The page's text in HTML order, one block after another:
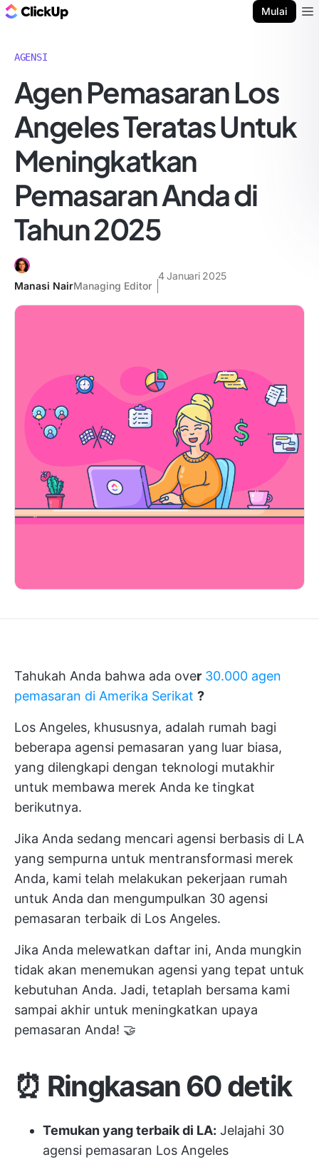
Mulai
AGENSI
Agen Pemasaran Los
Angeles Teratas Untuk
Meningkatkan
Pemasaran Anda di
Tahun 2025
Manasi NairManaging Editor
4 Januari 2025
Tahukah Anda bahwa ada over 30.000 agen
pemasaran di Amerika Serikat ?
Los Angeles, khususnya, adalah rumah bagi
beberapa agensi pemasaran yang luar biasa,
yang dilengkapi dengan teknologi mutakhir
untuk membawa merek Anda ke tingkat
berikutnya.
Jika Anda sedang mencari agensi berbasis di LA
yang sempurna untuk mentransformasi merek
Anda, kami telah melakukan pekerjaan rumah
untuk Anda dan mengumpulkan 30 agensi
pemasaran terbaik di Los Angeles.
Jika Anda melewatkan daftar ini, Anda mungkin
tidak akan menemukan agensi yang tepat untuk
kebutuhan Anda. Jadi, tetaplah bersama kami
sampai akhir untuk meningkatkan upaya
pemasaran Anda! 🤝
⏰ Ringkasan 60 detik
Temukan yang terbaik di LA: Jelajahi 30
agensi pemasaran Los Angeles